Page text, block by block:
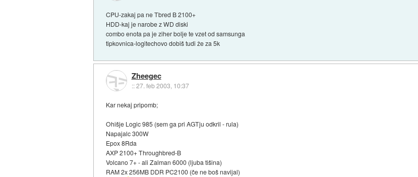
CPU-zakaj pa ne Tbred B 2100+
HDD-kaj je narobe z WD diski
combo enota pa je ziher bolje te vzet od samsunga
tipkovnica-logitechovo dobiš tudi že za 5k
Zheegec
::27. feb 2003, 10:37
Kar nekaj pripomb;
Ohišje Logic 985 (sem ga pri AGTju odkril - rula)
Napajalc 300W
Epox 8Rda
AXP 2100+ Throughbred-B
Volcano 7+ - ali Zalman 6000 (ljuba tišina)
RAM 2x 256MB DDR PC2100 (če ne boš navijal)